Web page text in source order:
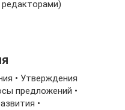
• Утверждения
предложений •
•